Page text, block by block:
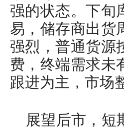
强的状态。下旬
易，储存商出货
强烈，普通货源
费，终端需求未
跟进为主，市场
展望后市，短